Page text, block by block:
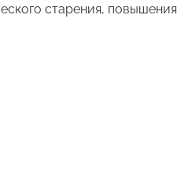
старения, повышения